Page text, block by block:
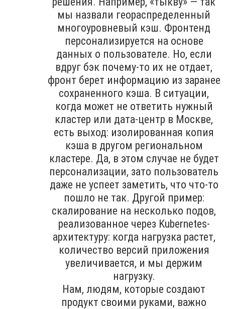
мы назвали геораспределенный
многоуровневый кэш. Фронтенд
персонализируется на основе
данных о пользователе. Но, если
вдруг бэк почему-то их не отдает,
фронт берет информацию из заранее
сохраненного кэша. В ситуации,
когда может не ответить нужный
кластер или дата-центр в Москве,
есть выход: изолированная копия
кэша в другом региональном
кластере. Да, в этом случае не будет
персонализации, зато пользователь
даже не успеет заметить, что что-то
пошло не так. Другой пример:
скалирование на несколько подов,
реализованное через Kubernetes-
архитектуру: когда нагрузка растет,
количество версий приложения
увеличивается, и мы держим
нагрузку.
Нам, людям, которые создают
продукт своими руками, важно